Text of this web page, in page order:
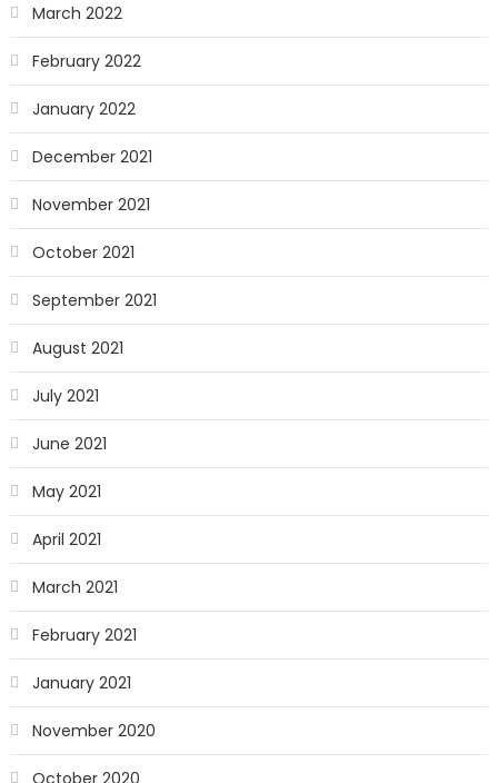
March 2022
February 2022
January 2022
December 2021
November 2021
October 2021
September 2021
August 2021
July 2021
June 2021
May 2021
April 2021
March 2021
February 2021
January 2021
November 2020
October 2020